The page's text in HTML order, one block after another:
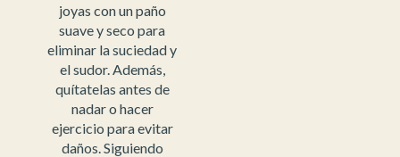
joyas con un paño
suave y seco para
eliminar la suciedad y
el sudor. Además,
quítatelas antes de
nadar o hacer
ejercicio para evitar
daños. Siguiendo